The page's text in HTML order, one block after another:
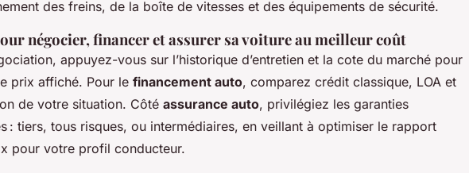
des freins, de la boîte de vitesses et des équipements de sécurité.
négocier, financer et assurer sa voiture au meilleur coût
appuyez-vous sur l’historique d’entretien et la cote du marché pour
prix affiché. Pour le financement auto, comparez crédit classique, LOA et
de votre situation. Côté assurance auto, privilégiez les garanties
: tiers, tous risques, ou intermédiaires, en veillant à optimiser le rapport
pour votre profil conducteur.